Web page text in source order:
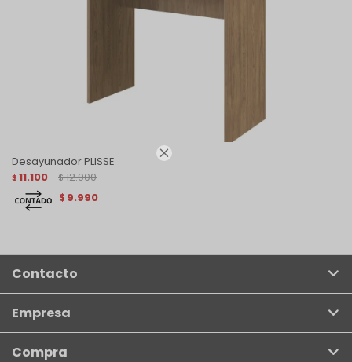

Desayunador PLISSE
$ 11.100 $ 12.900
$ 9.990
Contacto
Empresa
Compra